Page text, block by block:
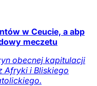
w Ceucie, a abp
meczetu
obecnej kapitulacji
Afryki i Bliskiego